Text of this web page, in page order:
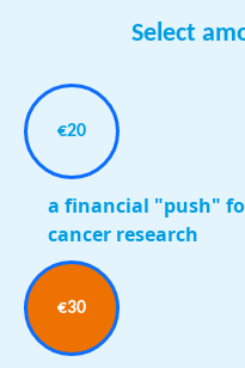
Select
€20
a financial "push"
cancer research
€30